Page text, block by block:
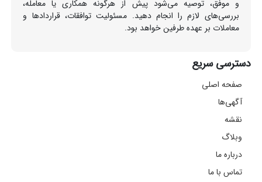
و موفق، توصیه می‌شود پیش از هرگونه همکاری یا معامله،
بررسی‌های لازم را انجام دهید. مسئولیت توافقات، قراردادها و
معاملات بر عهده طرفین خواهد بود.
دسترسی سریع
صفحه اصلی
آگهی‌ها
نقشه
وبلاگ
درباره ما
تماس با ما